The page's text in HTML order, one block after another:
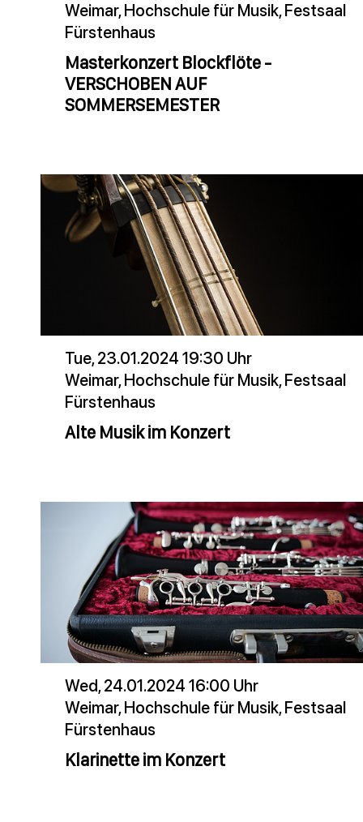
Weimar, Hochschule für Musik, Festsaal
Fürstenhaus
Masterkonzert Blockflöte -
VERSCHOBEN AUF
SOMMERSEMESTER
Tue, 23.01.2024 19:30 Uhr
Weimar, Hochschule für Musik, Festsaal
Fürstenhaus
Alte Musik im Konzert
Wed, 24.01.2024 16:00 Uhr
Weimar, Hochschule für Musik, Festsaal
Fürstenhaus
Klarinette im Konzert